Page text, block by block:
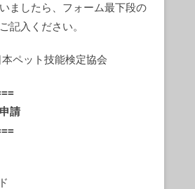
ましたら、フォーム最下段の
記入ください。
ペット技能検定協会
請